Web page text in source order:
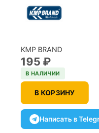
KMP BRAND
195 ₽
В НАЛИЧИИ
В КОРЗИНУ
Написать в